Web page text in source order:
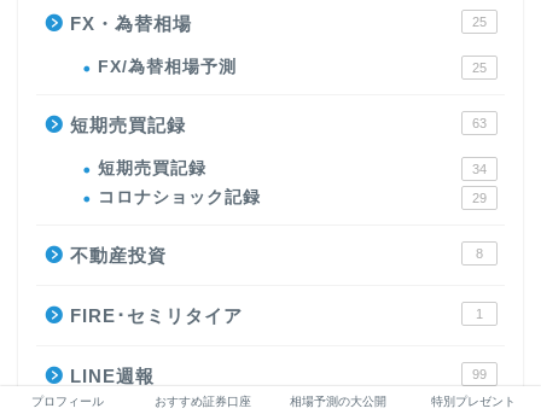
FX・為替相場 25
FX/為替相場予測 25
短期売買記録 63
短期売買記録 34
コロナショック記録 29
不動産投資 8
FIRE･セミリタイア 1
LINE週報 99
プロフィール おすすめ証券口座 相場予測の大公開 特別プレゼント